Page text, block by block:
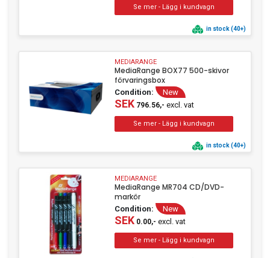
in stock (40+)
MEDIARANGE
MediaRange BOX77 500-skivor
förvaringsbox
Condition: New
SEK796.56,- excl. vat
in stock (40+)
MEDIARANGE
MediaRange MR704 CD/DVD-
markör
Condition: New
SEK0.00,- excl. vat